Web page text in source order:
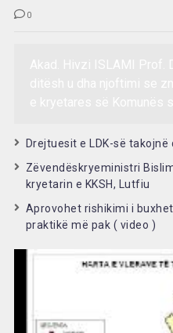
0
Drejtuesit e LDK-së
Zëvendëskryeministri
kryetarin e KKSH, Lutfiu
Aprovohet rishikimi i
praktikë më pak ( video )